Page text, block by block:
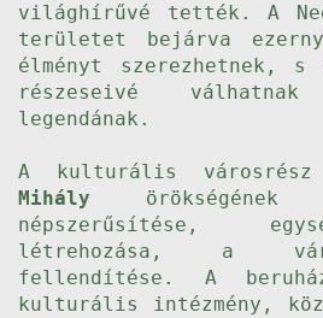
világhírűvé tették. A
területet bejárva
élményt szerezhetnek, s
részeseivé
legendának.
A kulturális
Mihály örökségének
népszerűsítése,
létrehozása, a
fellendítése. A
kulturális intézmény,